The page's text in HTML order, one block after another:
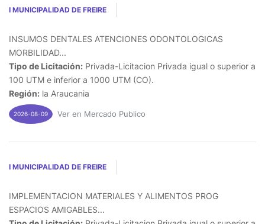
I MUNICIPALIDAD DE FREIRE
INSUMOS DENTALES ATENCIONES ODONTOLOGICAS
MORBILIDAD...
Tipo de Licitación: Privada-Licitacion Privada igual o superior a
100 UTM e inferior a 1000 UTM (CO).
Región: la Araucania
2026-08-09 Ver en Mercado Publico
I MUNICIPALIDAD DE FREIRE
IMPLEMENTACION MATERIALES Y ALIMENTOS PROG
ESPACIOS AMIGABLES...